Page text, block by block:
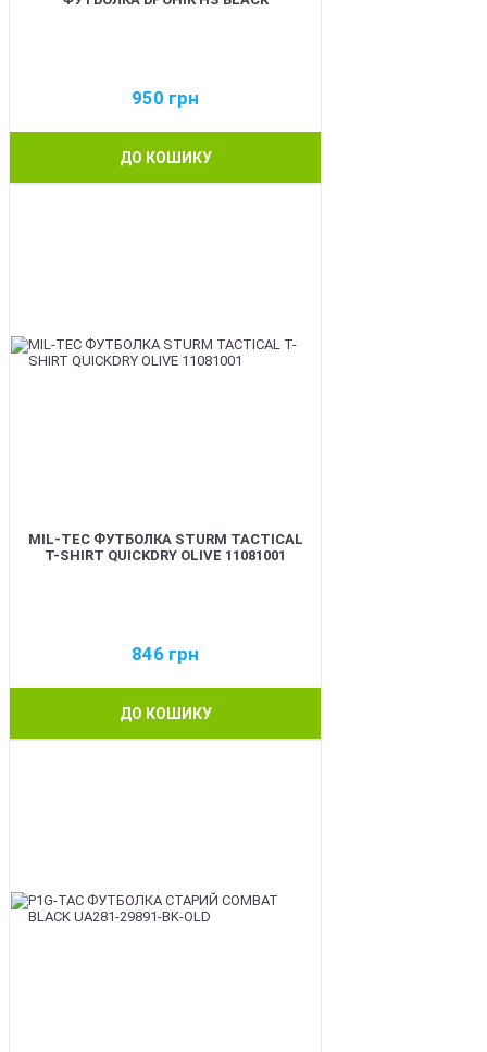
950 грн
ДО КОШИКУ
MIL-TEC ФУТБОЛКА STURM TACTICAL
T-SHIRT QUICKDRY OLIVE 11081001
846 грн
ДО КОШИКУ